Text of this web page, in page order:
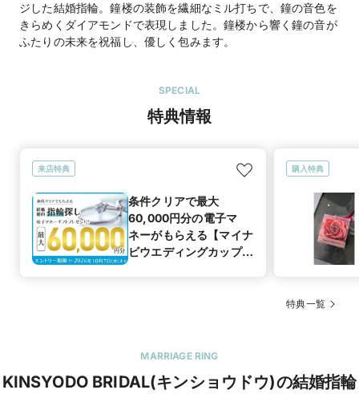
ジした結婚指輪。鐘楼の装飾を繊細なミル打ちで、鐘の音色を
きらめくダイアモンドで表現しました。鐘楼から響く鐘の音が
ふたりの未来を祝福し、優しく包みます。
SPECIAL
特典情報
来店特典
条件クリアで最大
60,000円分の電子マ
ネーがもらえる【マイナ
ビウエディングカップル
購入特典
特典一覧
MARRIAGE RING
KINSYODO BRIDAL(キンショウドウ)の結婚指輪